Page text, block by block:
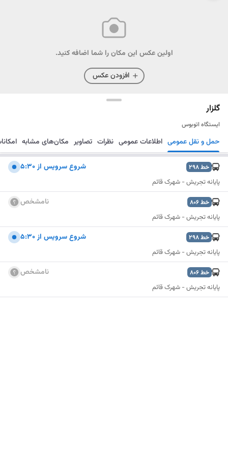
اولین عکس این مکان را شما اضافه کنید.
افزودن عکس
گلزار
ایستگاه اتوبوس
مسیریابی ذخیره ارسال حمل و نقل عمومی اطلاعات عمومی نظرات تصاویر مکان‌های مشابه
خط298 شروع سرويس از 5:30
پایانه تجریش - شهرک قائم
خط806 نامشخص
پایانه تجریش - شهرک قائم
خط298 شروع سرويس از 5:30
پایانه تجریش - شهرک قائم
خط806 نامشخص
پایانه تجریش - شهرک قائم